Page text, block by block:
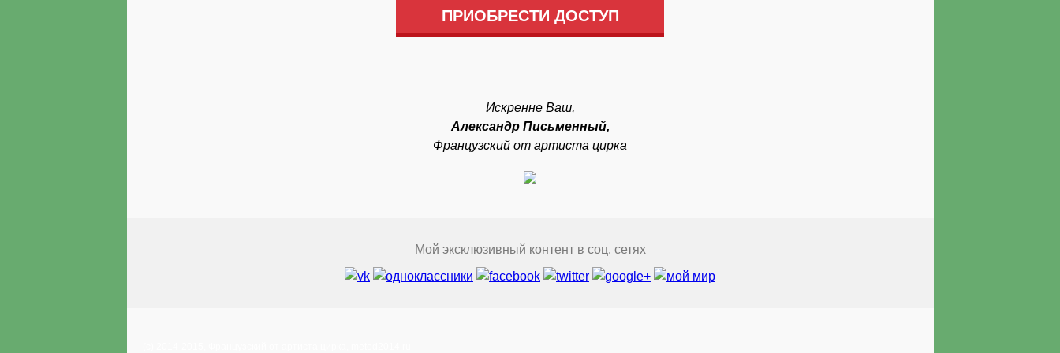
ПРИОБРЕСТИ ДОСТУП
Искренне Ваш,
Александр Письменный,
Французский от артиста цирка
Мой эксклюзивный контент в соц. сетях